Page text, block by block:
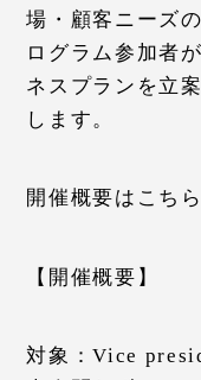
場・顧客ニーズ
ログラム参加者
ネスプランを立
します。
開催概要はこち
【開催概要】
対象：Vice